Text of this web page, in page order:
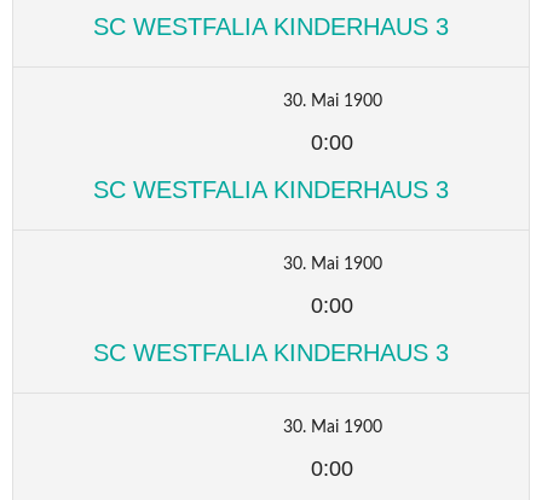
SC WESTFALIA KINDERHAUS 3
30. Mai 1900
0:00
SC WESTFALIA KINDERHAUS 3
30. Mai 1900
0:00
SC WESTFALIA KINDERHAUS 3
30. Mai 1900
0:00